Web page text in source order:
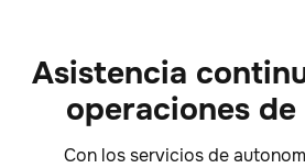
Asistencia
operaciones
Con los servicios de